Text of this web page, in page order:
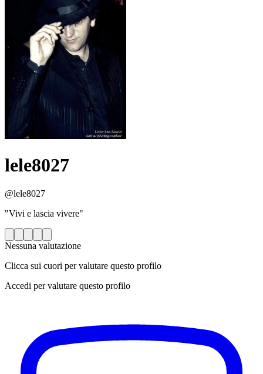
lele8027
@lele8027
"Vivi e lascia vivere"
Nessuna valutazione
Clicca sui cuori per valutare questo profilo
Accedi per valutare questo profilo